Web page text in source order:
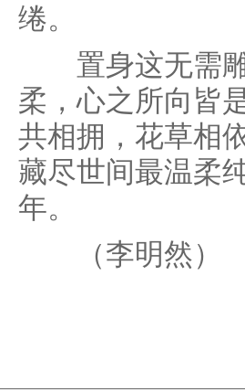
绻。
置身这无需雕
柔，心之所向皆
共相拥，花草相
藏尽世间最温柔
年。
（李明然）